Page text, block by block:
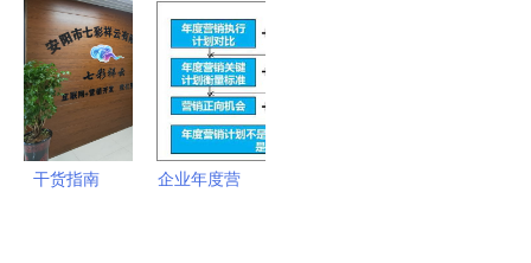
议及展览服
务策略
国际贸易展
上的思维破
圈与情感共
鸣
干货指南
企业年度营